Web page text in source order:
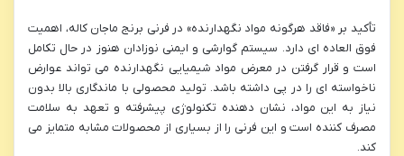
تأکید بر «فاقد هرگونه مواد نگهدارنده» در فرنی برنج ماجان کاله، اهمیت
فوق العاده ای دارد. سیستم گوارشی و ایمنی نوزادان هنوز در حال تکامل
است و قرار گرفتن در معرض مواد شیمیایی نگهدارنده می تواند عوارض
ناخواسته ای را در پی داشته باشد. تولید محصولی با ماندگاری بالا بدون
نیاز به این مواد، نشان دهنده تکنولوژی پیشرفته و تعهد به سلامت
مصرف کننده است و این فرنی را از بسیاری از محصولات مشابه متمایز می
کند.